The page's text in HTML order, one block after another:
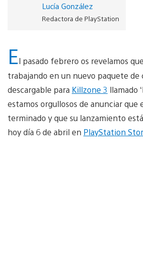
Lucía González
Redactora de PlayStation
El pasado febrero os revelamos
trabajando en un nuevo paquete de
descargable para Killzone 3 llamado
estamos orgullosos de anunciar que
terminado y que su lanzamiento
hoy día 6 de abril en PlayStation